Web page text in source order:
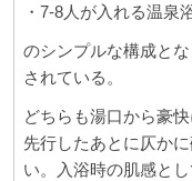
・7-8人が入れる温泉
のシンプルな構成と
されている。
どちらも湯口から豪
先行したあとに仄か
い。入浴時の肌感と